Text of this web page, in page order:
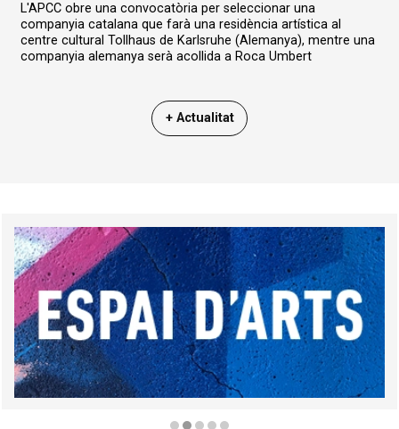
L'APCC obre una convocatòria per seleccionar una
companyia catalana que farà una residència artística al
centre cultural Tollhaus de Karlsruhe (Alemanya), mentre una
companyia alemanya serà acollida a Roca Umbert
+ Actualitat